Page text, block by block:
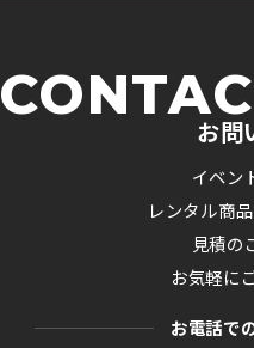
お問
イベン
レンタル商
見積の
お気軽に
お電話で